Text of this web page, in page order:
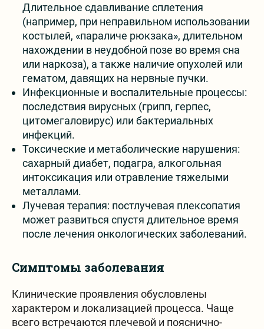
Длительное сдавливание сплетения
(например, при неправильном использовании
костылей, «параличе рюкзака», длительном
нахождении в неудобной позе во время сна
или наркоза), а также наличие опухолей или
гематом, давящих на нервные пучки.
Инфекционные и воспалительные процессы:
последствия вирусных (грипп, герпес,
цитомегаловирус) или бактериальных
инфекций.
Токсические и метаболические нарушения:
сахарный диабет, подагра, алкогольная
интоксикация или отравление тяжелыми
металлами.
Лучевая терапия: постлучевая плексопатия
может развиться спустя длительное время
после лечения онкологических заболеваний.
Симптомы заболевания
Клинические проявления обусловлены
характером и локализацией процесса. Чаще
всего встречаются плечевой и пояснично-